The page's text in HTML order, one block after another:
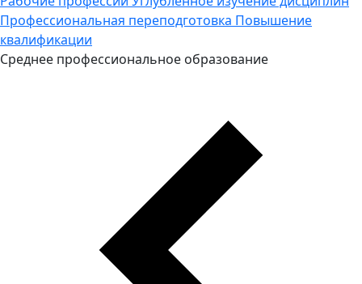
Профессиональная переподготовка Повышение
квалификации
Среднее профессиональное образование